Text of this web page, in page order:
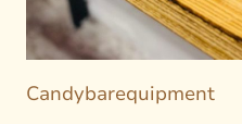
Candybarequipment